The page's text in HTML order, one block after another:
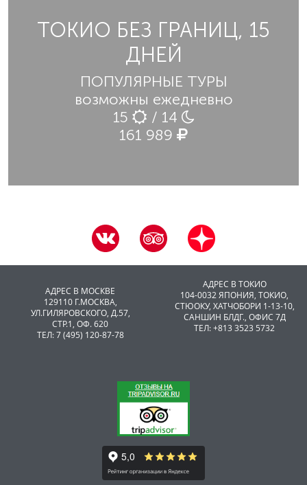
ТОКИО БЕЗ ГРАНИЦ, 15
ДНЕЙ
ПОПУЛЯРНЫЕ ТУРЫ
возможны ежедневно
15
/ 14
161 989
АДРЕС В МОСКВЕ
129110 Г.МОСКВА,
УЛ.ГИЛЯРОВСКОГО, Д.57,
СТР.1, ОФ. 620
ТЕЛ: 7 (495) 120-87-78
АДРЕС В ТОКИО
104-0032 ЯПОНИЯ, ТОКИО,
CТЮОКУ, ХАТЧОБОРИ 1-13-10,
САНШИН БЛДГ., ОФИС 7Д
ТЕЛ: +813 3523 5732